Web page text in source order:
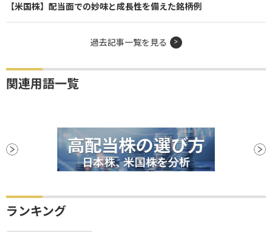
【米国株】配当面での妙味と成長性を備えた銘柄例
過去記事一覧を見る
関連用語一覧
ランキング